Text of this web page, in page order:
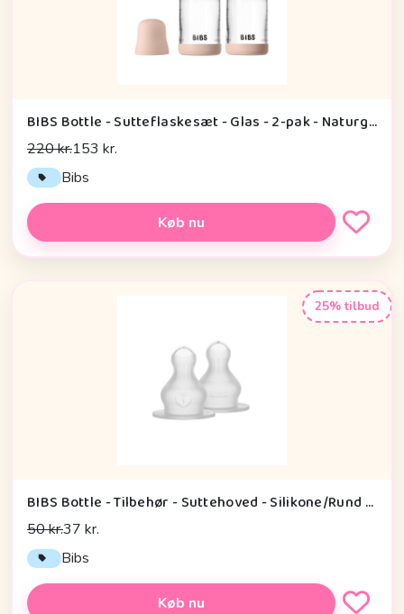
BIBS Bottle - Sutteflaskesæt - Glas - 2-pak - Naturgummi/Slow Flow/Rund - 120ml - Blush
220 kr.153 kr.
Bibs
Køb nu
25% tilbud
BIBS Bottle - Tilbehør - Suttehoved - Silikone/Rund - 2-Pak - Slow Flow
50 kr.37 kr.
Bibs
Køb nu